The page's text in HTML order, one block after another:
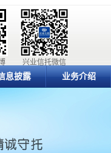
兴业信托微信
息披露 业务介绍